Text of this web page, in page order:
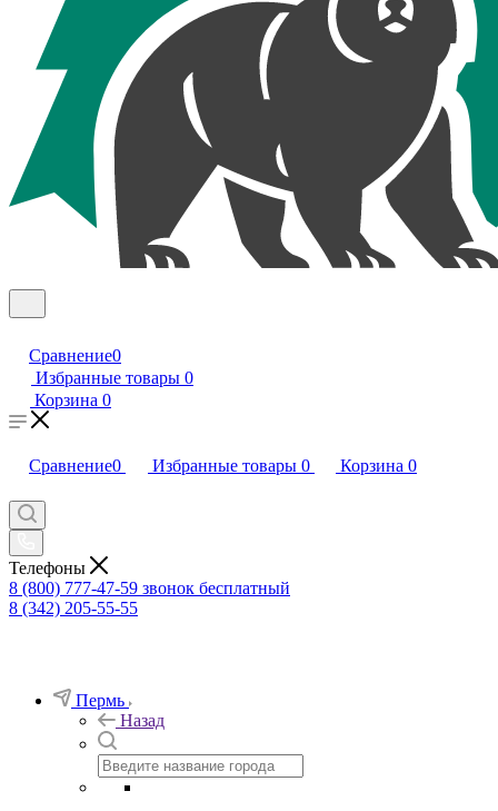
Сравнение0
Избранные товары 0
Корзина 0
Сравнение0 Избранные товары 0 Корзина 0
Телефоны
8 (800) 777-47-59 звонок бесплатный
8 (342) 205-55-55
Пермь
Назад